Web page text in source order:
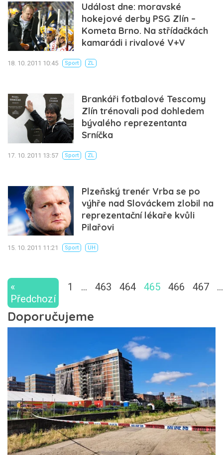
Událost dne: moravské
hokejové derby PSG Zlín –
Kometa Brno. Na střídačkách
kamarádi i rivalové V+V
18. 10. 2011 10:45 Sport ZL
Brankáři fotbalové Tescomy
Zlín trénovali pod dohledem
bývalého reprezentanta
Srníčka
17. 10. 2011 13:57 Sport ZL
Plzeňský trenér Vrba se po
výhře nad Slováckem zlobil na
reprezentační lékaře kvůli
Pilařovi
15. 10. 2011 11:21 Sport UH
«
Předchozí
1 … 463 464 465 466 467 …